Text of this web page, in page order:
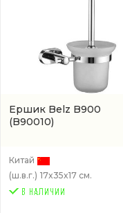
Ершик Belz B900
(B90010)
Китай
(ш.в.г.) 17x35x17 см.